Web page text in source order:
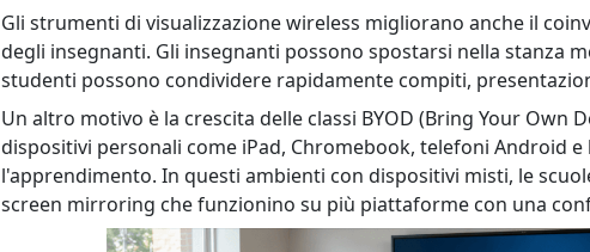
Gli strumenti di visualizzazione wireless migliorano anche il
degli insegnanti. Gli insegnanti possono spostarsi nella stanza
studenti possono condividere rapidamente compiti,
Un altro motivo è la crescita delle classi BYOD (Bring Your Own
dispositivi personali come iPad, Chromebook, telefoni Android
l'apprendimento. In questi ambienti con dispositivi misti, le
screen mirroring che funzionino su più piattaforme con una